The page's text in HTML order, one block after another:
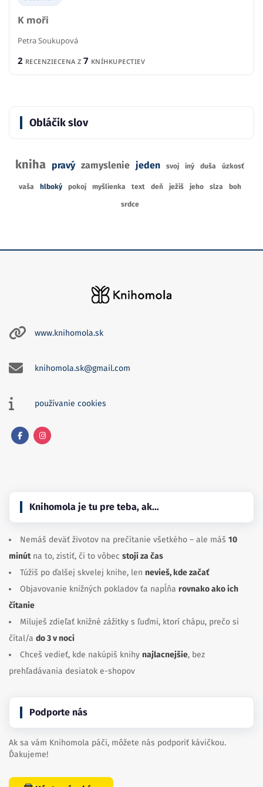
K moři
Petra Soukupová
2 RECENZIECENA Z 7 KNÍHKUPECTIEV
Obláčik slov
kniha pravý zamyslenie jeden svoj iný duša úzkosť
vaša hlboký pokoj myšlienka text deň ježiš jeho slza boh
srdce
www.knihomola.sk
knihomola.sk@gmail.com
používanie cookies
Knihomola je tu pre teba, ak…
Nemáš deväť životov na prečítanie všetkého – ale máš 10
minútna to, zistiť, či to vôbec stojí za čas
Túžiš po ďalšej skvelej knihe, len nevieš, kde začať
Objavovanie knižných pokladov ťa napĺňa rovnako ako ich
čítanie
Miluješ zdieľať knižné zážitky s ľuďmi, ktorí chápu, prečo si
čítal/a do 3 v noci
Chceš vedieť, kde nakúpiš knihy najlacnejšie, bez
prehľadávania desiatok e-shopov
Podporte nás
Ak sa vám Knihomola páči, môžete nás podporiť kávičkou.
Ďakujeme!